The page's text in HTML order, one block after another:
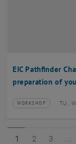
EIC Pathfinder
preparation of
Veranstaltungstyp:
WORKSHOP
Veranstaltungsort:TU ,
Seite 1 von 8
1 Seite 2 von 8
2 Seite 3
3